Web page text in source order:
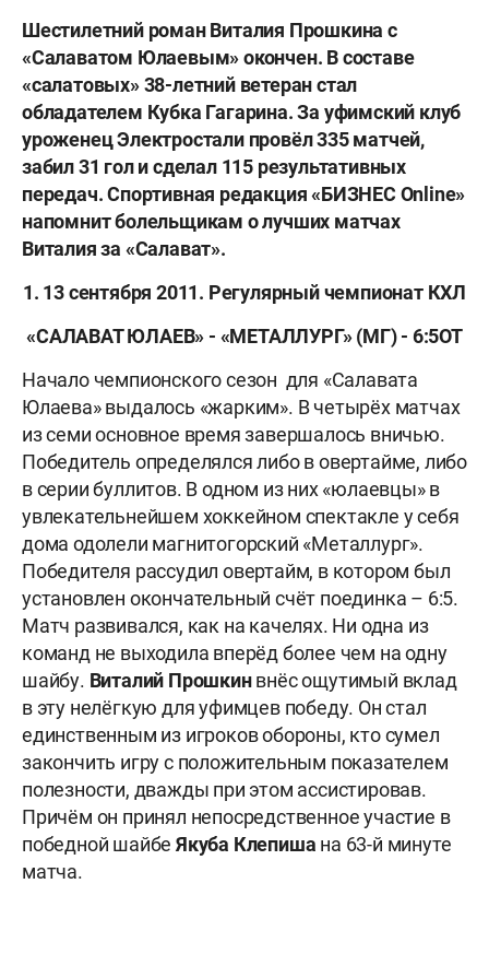
Шестилетний роман Виталия Прошкина с
«Салаватом Юлаевым» окончен. В составе
«салатовых» 38-летний ветеран стал
обладателем Кубка Гагарина. За уфимский клуб
уроженец Электростали провёл 335 матчей,
забил 31 гол и сделал 115 результативных
передач. Спортивная редакция «БИЗНЕС Online»
напомнит болельщикам о лучших матчах
Виталия за «Салават».
1. 13 сентября 2011. Регулярный чемпионат КХЛ
«САЛАВАТ ЮЛАЕВ» - «МЕТАЛЛУРГ» (МГ) - 6:5ОТ
Начало чемпионского сезон для «Салавата
Юлаева» выдалось «жарким». В четырёх матчах
из семи основное время завершалось вничью.
Победитель определялся либо в овертайме, либо
в серии буллитов. В одном из них «юлаевцы» в
увлекательнейшем хоккейном спектакле у себя
дома одолели магнитогорский «Металлург».
Победителя рассудил овертайм, в котором был
установлен окончательный счёт поединка – 6:5.
Матч развивался, как на качелях. Ни одна из
команд не выходила вперёд более чем на одну
шайбу. Виталий Прошкинвнёс ощутимый вклад
в эту нелёгкую для уфимцев победу. Он стал
единственным из игроков обороны, кто сумел
закончить игру с положительным показателем
полезности, дважды при этом ассистировав.
Причём он принял непосредственное участие в
победной шайбеЯкуба Клепиша на 63-й минуте
матча.